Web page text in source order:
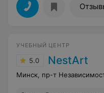
УЧЕБНЫЙ ЦЕНТР
5.0 NestArt
Минск, пр-т